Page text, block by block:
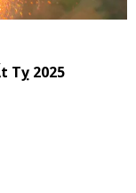
Tỵ 2025